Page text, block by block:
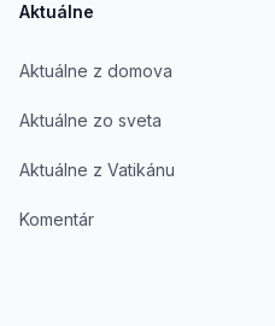
Aktuálne
Aktuálne z domova
Aktuálne zo sveta
Aktuálne z Vatikánu
Komentár